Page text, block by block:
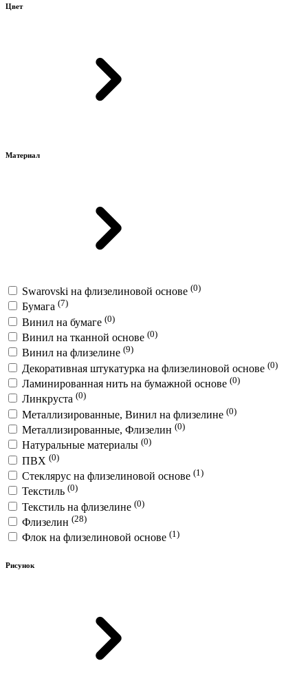
Цвет
Материал
Swarovski на флизелиновой основе (0)
Бумага (7)
Винил на бумаге (0)
Винил на тканной основе (0)
Винил на флизелине (9)
Декоративная штукатурка на флизелиновой основе (0)
Ламинированная нить на бумажной основе (0)
Линкруста (0)
Металлизированные, Винил на флизелине (0)
Металлизированные, Флизелин (0)
Натуральные материалы (0)
ПВХ (0)
Стеклярус на флизелиновой основе (1)
Текстиль (0)
Текстиль на флизелине (0)
Флизелин (28)
Флок на флизелиновой основе (1)
Рисунок